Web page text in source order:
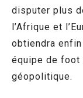
disputer plus
l’Afrique et
obtiendra enfin
équipe de foot
géopolitique.